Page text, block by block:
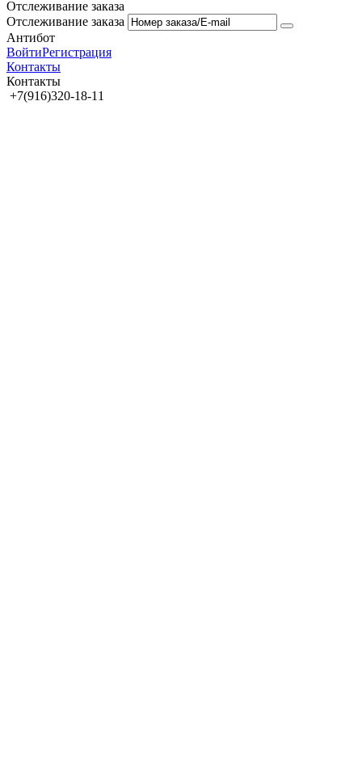
Отслеживание заказа
Отслеживание заказа
Антибот
ВойтиРегистрация
Контакты
Контакты
+7(916)320-18-11